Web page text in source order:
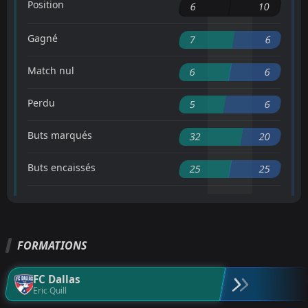
Position 6 10
Gagné 7 6
Match nul 6 6
Perdu 5 6
Buts marqués 32 20
Buts encaissés 25 25
FORMATIONS
FC Dallas
Eric Quill